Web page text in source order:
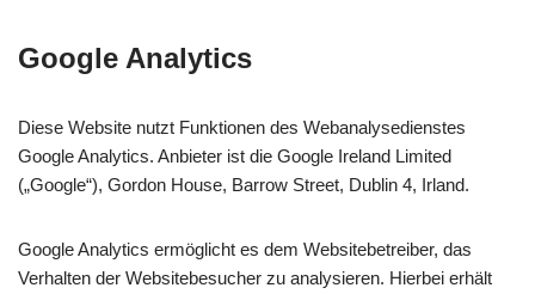
Google Analytics
Diese Website nutzt Funktionen des Webanalysedienstes
Google Analytics. Anbieter ist die Google Ireland Limited
(„Google“), Gordon House, Barrow Street, Dublin 4, Irland.
Google Analytics ermöglicht es dem Websitebetreiber, das
Verhalten der Websitebesucher zu analysieren. Hierbei erhält